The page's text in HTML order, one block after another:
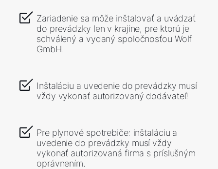
Zariadenie sa môže inštalovať a uvádzať
do prevádzky len v krajine, pre ktorú je
schválený a vydaný spoločnosťou Wolf
GmbH.
Inštaláciu a uvedenie do prevádzky musí
vždy vykonať autorizovaný dodávateľ!
Pre plynové spotrebiče: inštaláciu a
uvedenie do prevádzky musí vždy
vykonať autorizovaná firma s príslušným
oprávnením.